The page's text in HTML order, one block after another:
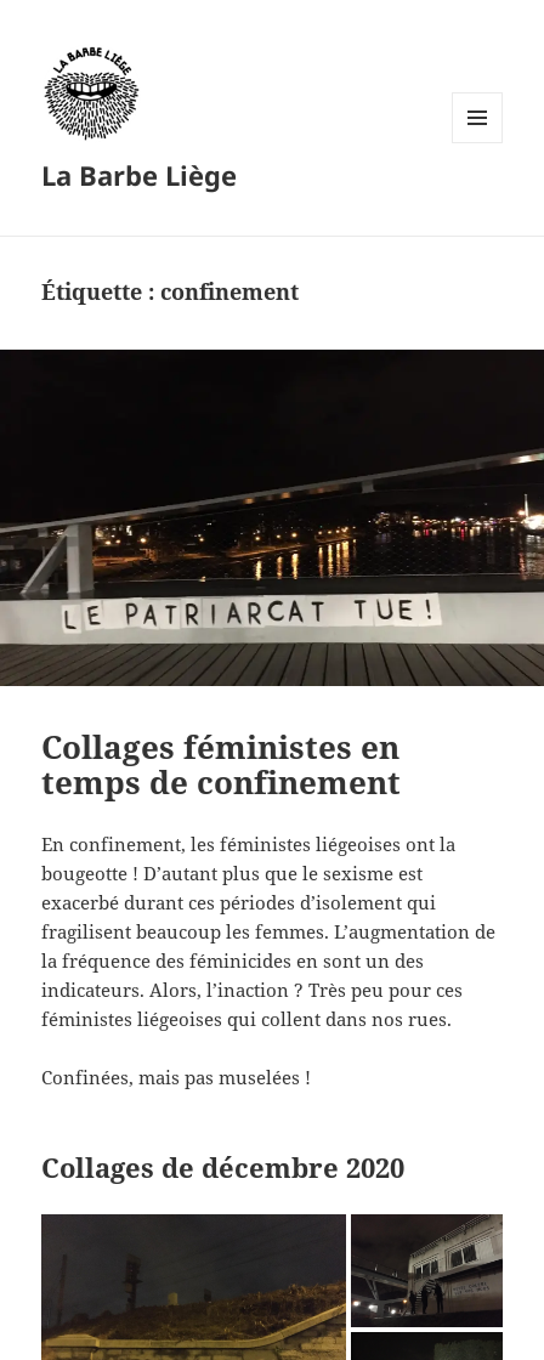
La Barbe Liège
Étiquette :confinement
Collages féministes en
temps de confinement
En confinement, les féministes liégeoises ont la
bougeotte ! D’autant plus que le sexisme est
exacerbé durant ces périodes d’isolement qui
fragilisent beaucoup les femmes. L’augmentation de
la fréquence des féminicides en sont un des
indicateurs. Alors, l’inaction ? Très peu pour ces
féministes liégeoises qui collent dans nos rues.
Confinées, mais pas muselées !
Collages de décembre 2020